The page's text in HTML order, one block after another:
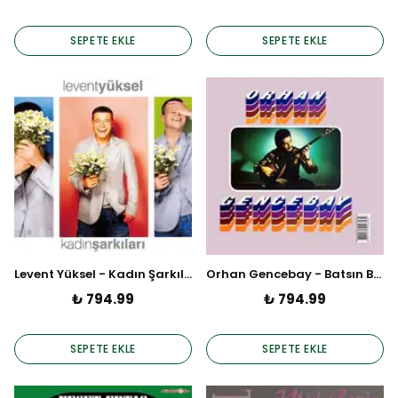
SEPETE EKLE SEPETE EKLE
Levent Yüksel - Kadın Şarkıları
₺ 794.99
SEPETE EKLE
Orhan Gencebay - Batsın Bu Dünya (Plak)
₺ 794.99
SEPETE EKLE